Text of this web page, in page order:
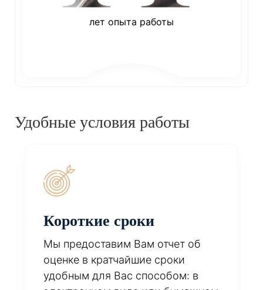
лет опыта работы
Удобные условия работы
Короткие сроки
Мы предоставим Вам отчет об
оценке в кратчайшие сроки
удобным для Вас способом: в